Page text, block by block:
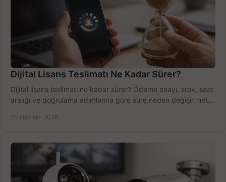
Dijital Lisans Teslimatı Ne Kadar Sürer?
Dijital lisans teslimatı ne kadar sürer? Ödeme onayı, stok, saat
aralığı ve doğrulama adımlarına göre süre neden değişir, net
20 Haziran 2026